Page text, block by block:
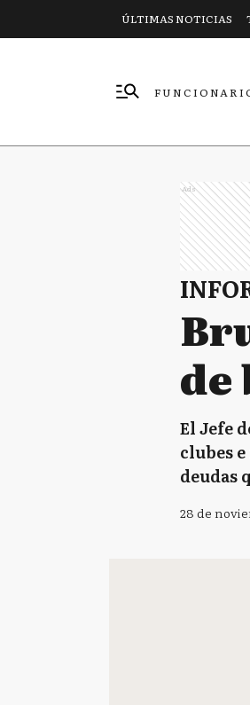
ÚLTIMAS NOTICIAS
Ads
de
El Jefe
clubes
deudas
28 de